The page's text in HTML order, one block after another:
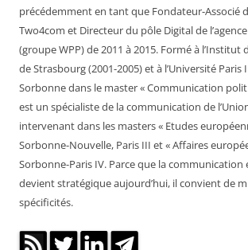
précédemment en tant que Fondateur-Associé
Two4com et Directeur du pôle Digital de
(groupe WPP) de 2011 à 2015. Formé à l’Institut
de Strasbourg (2001-2005) et à l’Université Paris
Sorbonne dans le master « Communication
est un spécialiste de la communication de
intervenant dans les masters « Etudes
Sorbonne-Nouvelle, Paris III et « Affaires
Sorbonne-Paris IV. Parce que la communication
devient stratégique aujourd’hui, il convient de
spécificités.